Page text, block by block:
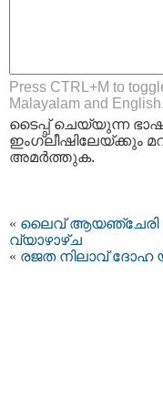
Press CTRL+M to
Malayalam and English.
ടൈപ്പ്‌ ചെയ്യുന്ന
ഇംഗ്ലീഷിലേയ്ക്കും
അമര്‍ത്തുക.
« ലൈവ് ആയഞ്ചേരി :
വ്യാഴാഴ്ച
« രജത നിലാവ് ദോഹ